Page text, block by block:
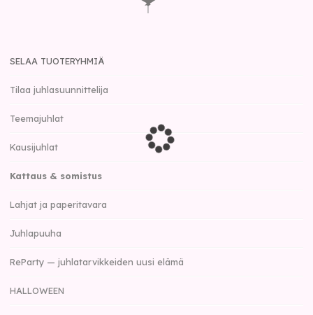
SELAA TUOTERYHMIÄ
Tilaa juhlasuunnittelija
Teemajuhlat
Kausijuhlat
Kattaus & somistus
Lahjat ja paperitavara
Juhlapuuha
ReParty — juhlatarvikkeiden uusi elämä
HALLOWEEN